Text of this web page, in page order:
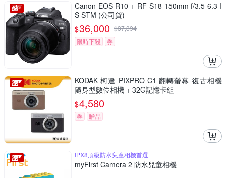
Canon EOS R10 + RF-S18-150mm f/3.5-6.3 I
S STM (公司貨)
$36,000 $37,894
限時下殺
券
KODAK 柯達 PIXPRO C1 翻轉螢幕 復古相機
隨身型數位相機 + 32G記憶卡組
$4,580
券 贈品
IPX8頂級防水兒童相機首選
myFirst Camera 2 防水兒童相機